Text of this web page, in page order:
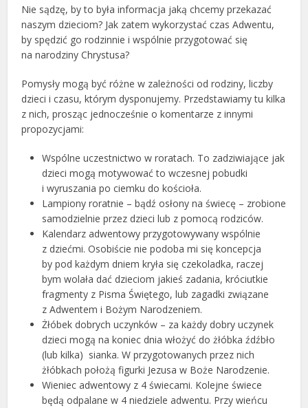
Nie sądzę, by to była informacja jaką chcemy przekazać
naszym dzieciom? Jak zatem wykorzystać czas Adwentu,
by spędzić go rodzinnie i wspólnie przygotować się
na narodziny Chrystusa?
Pomysły mogą być różne w zależności od rodziny, liczby
dzieci i czasu, którym dysponujemy. Przedstawiamy tu kilka
z nich, prosząc jednocześnie o komentarze z innymi
propozycjami:
Wspólne uczestnictwo w roratach. To zadziwiające jak
dzieci mogą motywować to wczesnej pobudki
i wyruszania po ciemku do kościoła.
Lampiony roratnie – bądź osłony na świecę – zrobione
samodzielnie przez dzieci lub z pomocą rodziców.
Kalendarz adwentowy przygotowywany wspólnie
z dziećmi. Osobiście nie podoba mi się koncepcja
by pod każdym dniem kryła się czekoladka, raczej
bym wolała dać dzieciom jakieś zadania, króciutkie
fragmenty z Pisma Świętego, lub zagadki związane
z Adwentem i Bożym Narodzeniem.
Żłóbek dobrych uczynków – za każdy dobry uczynek
dzieci mogą na koniec dnia włożyć do żłóbka źdźbło
(lub kilka) sianka. W przygotowanych przez nich
żłóbkach położą figurki Jezusa w Boże Narodzenie.
Wieniec adwentowy z 4 świecami. Kolejne świece
będą odpalane w 4 niedziele adwentu. Przy wieńcu